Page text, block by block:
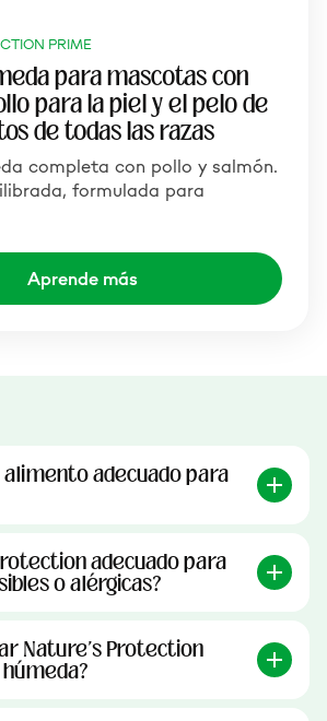
PRIME
para mascotas con
para la piel y el pelo de
de todas las razas
completa con pollo y salmón.
formulada para
Aprende más
alimento adecuado para
adecuado para
o alérgicas?
Nature's Protection